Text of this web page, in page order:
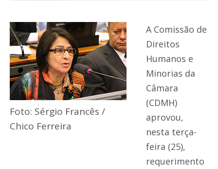
Foto: Sérgio Francês /
Chico Ferreira
A Comissão de
Direitos
Humanos e
Minorias da
Câmara
(CDMH)
aprovou,
nesta terça-
feira (25),
requerimento